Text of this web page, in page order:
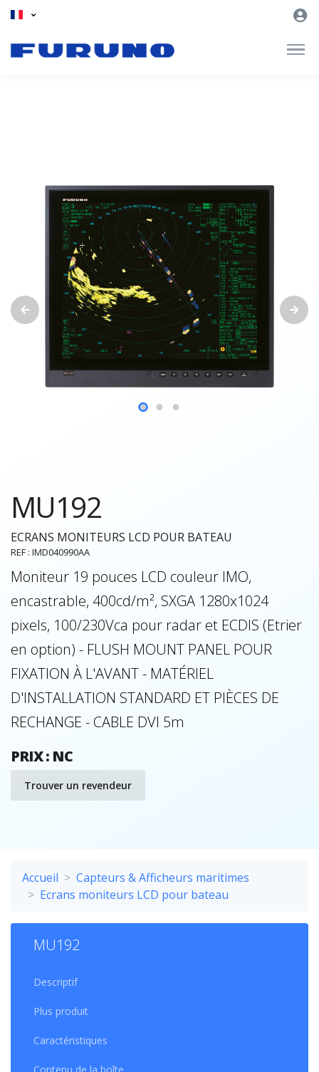
MU192
ECRANS MONITEURS LCD POUR BATEAU
REF : IMD040990AA
Moniteur 19 pouces LCD couleur IMO,
encastrable, 400cd/m², SXGA 1280x1024
pixels, 100/230Vca pour radar et ECDIS (Etrier
en option) - FLUSH MOUNT PANEL POUR
FIXATION À L'AVANT - MATÉRIEL
D'INSTALLATION STANDARD ET PIÈCES DE
RECHANGE - CABLE DVI 5m
PRIX : NC
Trouver un revendeur
Accueil
Capteurs & Afficheurs maritimes
Ecrans moniteurs LCD pour bateau
MU192
Descriptif
Plus produit
Caractéristiques